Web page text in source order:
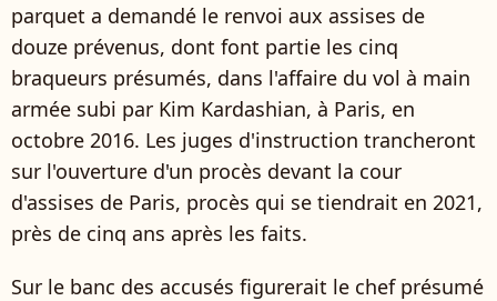
parquet a demandé le renvoi aux assises de
douze prévenus, dont font partie les cinq
braqueurs présumés, dans l'affaire du vol à main
armée subi par Kim Kardashian, à Paris, en
octobre 2016. Les juges d'instruction trancheront
sur l'ouverture d'un procès devant la cour
d'assises de Paris, procès qui se tiendrait en 2021,
près de cinq ans après les faits.
Sur le banc des accusés figurerait le chef présumé